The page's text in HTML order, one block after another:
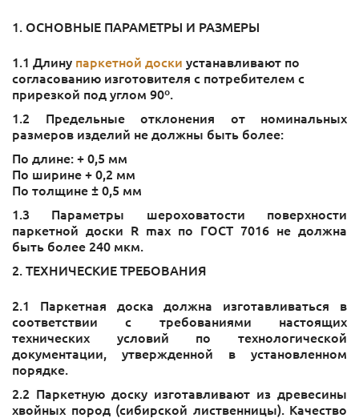
1. ОСНОВНЫЕ ПАРАМЕТРЫ И РАЗМЕРЫ
1.1 Длину паркетной доски устанавливают по
согласованию изготовителя с потребителем с
прирезкой под углом 90º.
1.2 Предельные отклонения от номинальных
размеров изделий не должны быть более:
По длине: + 0,5 мм
По ширине + 0,2 мм
По толщине ± 0,5 мм
1.3 Параметры шероховатости поверхности
паркетной доски R max по ГОСТ 7016 не должна
быть более 240 мкм.
2. ТЕХНИЧЕСКИЕ ТРЕБОВАНИЯ
2.1 Паркетная доска должна изготавливаться в
соответствии с требованиями настоящих
технических условий по технологической
документации, утвержденной в установленном
порядке.
2.2 Паркетную доску изготавливают из древесины
хвойных пород (сибирской лиственницы). Качество